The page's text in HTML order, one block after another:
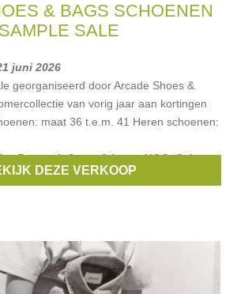
& BAGS SCHOENEN
SALE
juni 2026
georganiseerd door Arcade Shoes &
van vorig jaar aan kortingen
maat 36 t.e.m. 41 Heren schoenen:
Bommel,Janet & janet,UGG,Sebago,
DEZE VERKOOP